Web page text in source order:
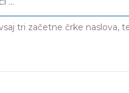
tri začetne črke naslova,